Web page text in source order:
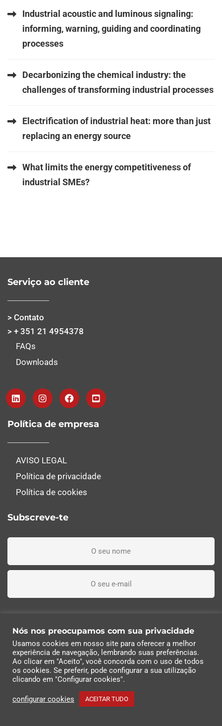
Industrial acoustic and luminous signaling:
informing, warning, guiding and coordinating
processes
Decarbonizing the chemical industry: the
challenges of transforming industrial processes
Electrification of industrial heat: more than just
replacing an energy source
What limits the energy competitiveness of
industrial SMEs?
Serviço ao cliente
> Contato
> + 351 21 4954378
FAQs
Downloads
Política de empresa
AVISO LEGAL
Política de privacidade
Política de cookies
Subscreve-te
Subscreva agora
© 2022 Industrias Eléctricas Soler, S.A | Todos os
Nós nos preocupamos com sua privacidade
Usamos cookies em nosso site para oferecer a melhor
experiência de navegação, lembrando suas preferências.
Ao clicar em "Aceito", você concorda com o uso de todos
os cookies. Se preferir, pode configurar a sua utilização
clicando em "Configurar cookies".
configurar cookies ACEITAR TUDO